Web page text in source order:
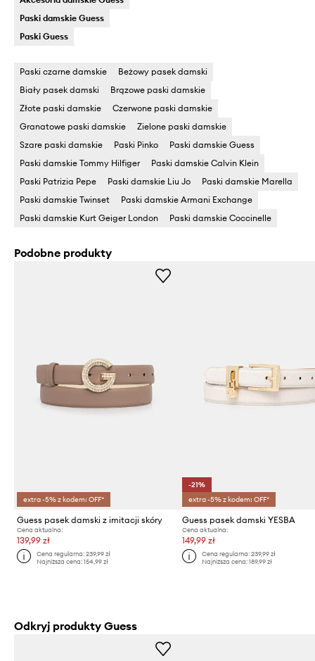
Paski damskie Guess
Paski Guess
Paski czarne damskie
Beżowy pasek damski
Biały pasek damski
Brązowe paski damskie
Złote paski damskie
Czerwone paski damskie
Granatowe paski damskie
Zielone paski damskie
Szare paski damskie
Paski Pinko
Paski damskie Guess
Paski damskie Tommy Hilfiger
Paski damskie Calvin Klein
Paski Patrizia Pepe
Paski damskie Liu Jo
Paski damskie Marella
Paski damskie Twinset
Paski damskie Armani Exchange
Paski damskie Kurt Geiger London
Paski damskie Coccinelle
Podobne produkty
extra -5% z kodem: OFF*
Guess pasek damski z imitacji skóry
Cena aktualna:
139,99 zł
Cena regularna:239,99 zł
Najniższa cena:154,99 zł
-21%
extra -5% z kodem: OFF*
Guess pasek damski YESBA
Cena aktualna:
149,99 zł
Cena regularna: 239,99 zł
Najniższa cena: 189,99 zł
Odkryj produkty Guess